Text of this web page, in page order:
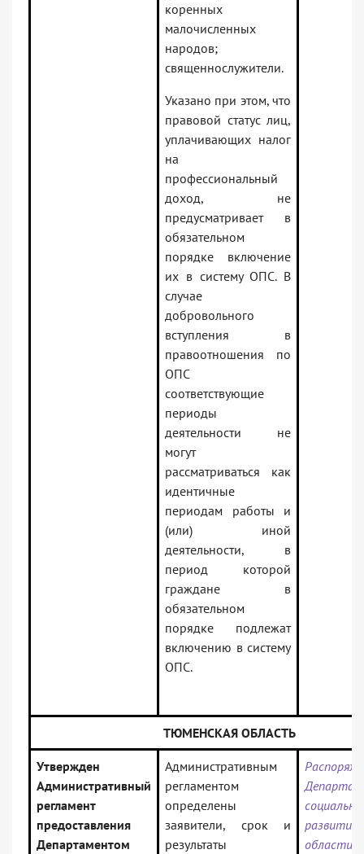
коренных
малочисленных
народов;
священнослужители.
Указано при этом, что
правовой статус лиц,
уплачивающих налог
на
профессиональный
доход, не
предусматривает в
обязательном
порядке включение
их в систему ОПС. В
случае
добровольного
вступления в
правоотношения по
ОПС
соответствующие
периоды
деятельности не
могут
рассматриваться как
идентичные
периодам работы и
(или) иной
деятельности, в
период которой
граждане в
обязательном
порядке подлежат
включению в систему
ОПС.
ТЮМЕНСКАЯ ОБЛАСТЬ
Утвержден
Административный
регламент
предоставления
Департаментом
Административным
регламентом
определены
заявители, срок и
результаты
развития